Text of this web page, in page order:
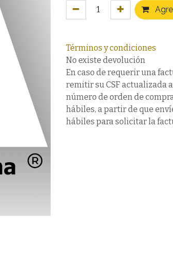
Términos y condiciones
No existe devolución
En caso de requerir una
remitir su CSF actualizada
número de orden de
hábiles, a partir de que
hábiles para solicitar la